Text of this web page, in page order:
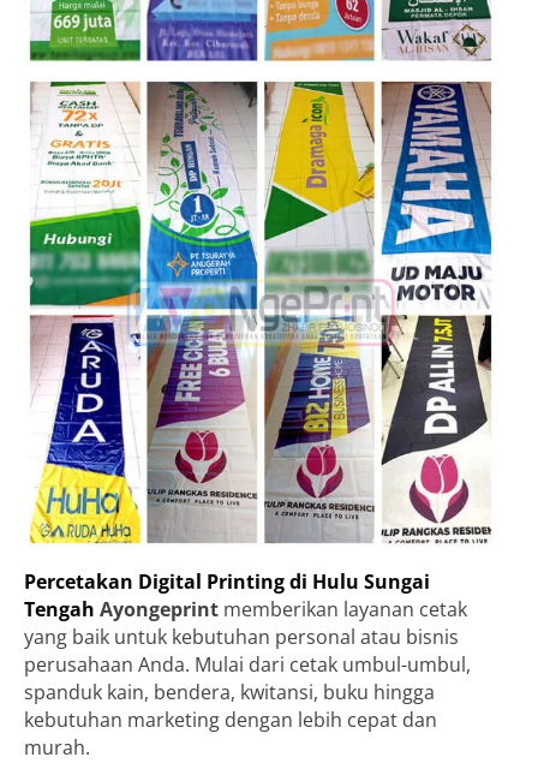
Percetakan Digital Printing di Hulu Sungai
Tengah Ayongeprint memberikan layanan cetak
yang baik untuk kebutuhan personal atau bisnis
perusahaan Anda. Mulai dari cetak umbul-umbul,
spanduk kain, bendera, kwitansi, buku hingga
kebutuhan marketing dengan lebih cepat dan
murah.